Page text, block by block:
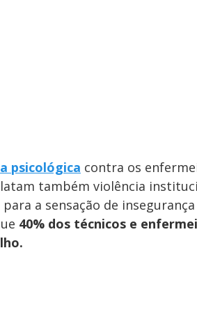
psicológica contra os
também violência
a sensação de
40% dos técnicos e